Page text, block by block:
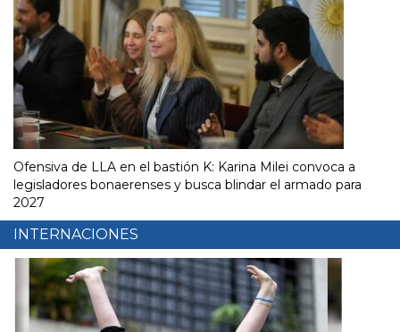
Ofensiva de LLA en el bastión K: Karina Milei convoca a
legisladores bonaerenses y busca blindar el armado para
2027
INTERNACIONES